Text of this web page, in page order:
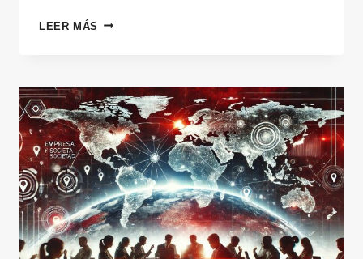
LEER MÁS DONACIONES
Y
EL
PAPEL
CLAVE
DE
LA
FILANTROPÍA
TRANSFRONTERIZA